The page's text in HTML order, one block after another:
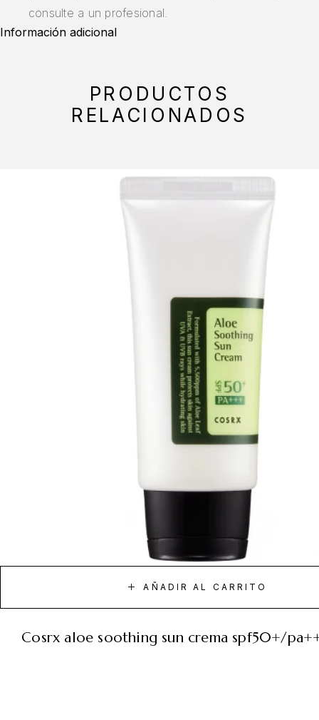
consulte a un profesional.
Información adicional
PRODUCTOS
RELACIONADOS
AÑADIR AL CARRITO
cosrx aloe soothing sun crema spf50+/